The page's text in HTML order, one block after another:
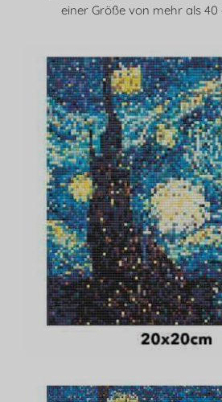
einer Größe von mehr als 40